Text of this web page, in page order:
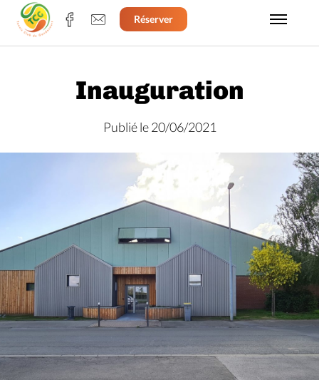
Réserver
Inauguration
Publié le 20/06/2021